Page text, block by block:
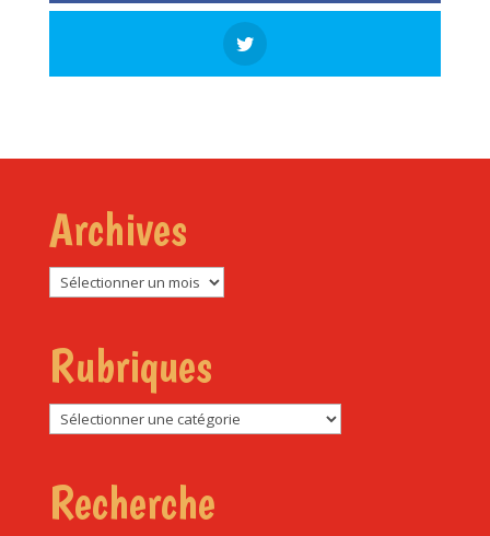
Archives
Archives
Rubriques
Rubriques
Recherche